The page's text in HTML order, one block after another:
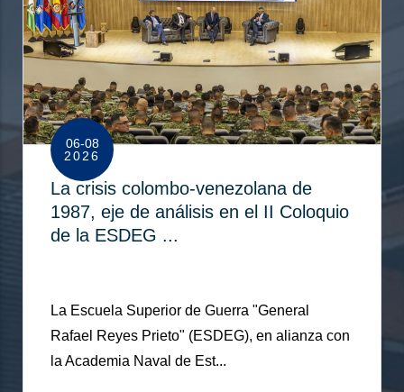
06-08
2026
La crisis colombo-venezolana de
1987, eje de análisis en el II Coloquio
de la ESDEG ...
La Escuela Superior de Guerra "General
Rafael Reyes Prieto" (ESDEG), en alianza con
la Academia Naval de Est...